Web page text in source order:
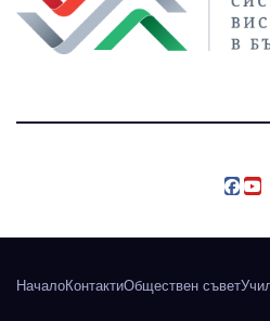
НачалоКонтактиОбществен съвет